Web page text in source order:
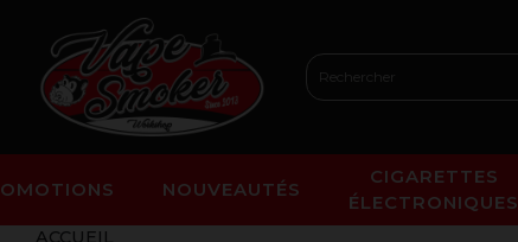
NOUVEAUTÉS
CIGARETTES
ÉLECTRONIQUES
ACCUEIL